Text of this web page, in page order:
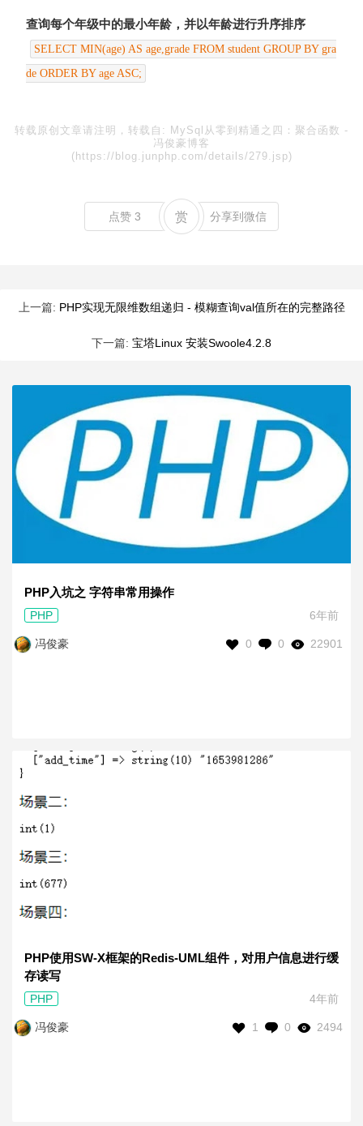
查询每个年级中的最小年龄，并以年龄进行升序排序
SELECT MIN(age) AS age,grade FROM student GROUP BY gra
de ORDER BY age ASC;
转载原创文章请注明，转载自: MySql从零到精通之四：聚合函数 -
冯俊豪博客
(https://blog.junphp.com/details/279.jsp)
点赞 3 赏 分享到微信
上一篇: PHP实现无限维数组递归 - 模糊查询val值所在的完整路径
下一篇: 宝塔Linux 安装Swoole4.2.8
PHP入坑之 字符串常用操作
PHP 6年前
冯俊豪 22901
0
0
PHP使用SW-X框架的Redis-UML组件，对用户信息进行缓
存读写
PHP 4年前
冯俊豪 2494
0
1